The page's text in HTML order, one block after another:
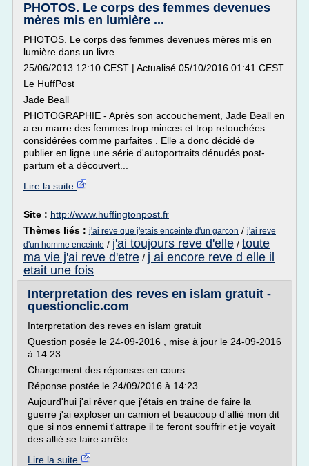
PHOTOS. Le corps des femmes devenues
mères mis en lumière ...
PHOTOS. Le corps des femmes devenues mères mis en
lumière dans un livre
25/06/2013 12:10 CEST | Actualisé 05/10/2016 01:41 CEST
Le HuffPost
Jade Beall
PHOTOGRAPHIE - Après son accouchement, Jade Beall en
a eu marre des femmes trop minces et trop retouchées
considérées comme parfaites . Elle a donc décidé de
publier en ligne une série d'autoportraits dénudés post-
partum et a découvert...
Lire la suite
Site : http://www.huffingtonpost.fr
Thèmes liés : j'ai reve que j'etais enceinte d'un garcon / j'ai reve
d'un homme enceinte / j'ai toujours reve d'elle / toute
ma vie j'ai reve d'etre / j ai encore reve d elle il
etait une fois
Interpretation des reves en islam gratuit -
questionclic.com
Interpretation des reves en islam gratuit
Question posée le 24-09-2016 , mise à jour le 24-09-2016
à 14:23
Chargement des réponses en cours...
Réponse postée le 24/09/2016 à 14:23
Aujourd'hui j'ai rêver que j'étais en traine de faire la
guerre j'ai exploser un camion et beaucoup d'allié mon dit
que si nos ennemi t'attrape il te feront souffrir et je voyait
des allié se faire arrête...
Lire la suite